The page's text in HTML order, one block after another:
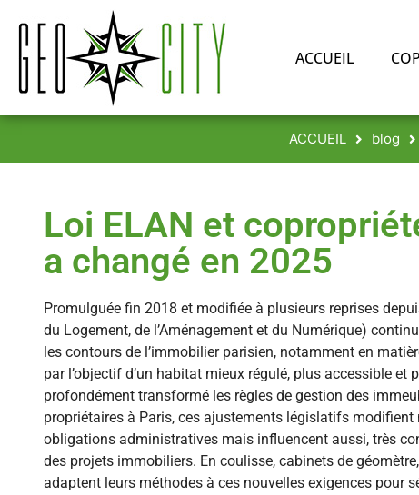
ACCUEIL
ACCUEIL blog
Loi ELAN et
a changé en 2025
Promulguée fin 2018 et modifiée à plusieurs reprises
du Logement, de l’Aménagement et du Numérique)
les contours de l’immobilier parisien, notamment en
par l’objectif d’un habitat mieux régulé, plus accessible et
profondément transformé les règles de gestion des
propriétaires à Paris, ces ajustements législatifs modifient
obligations administratives mais influencent aussi, très
des projets immobiliers. En coulisse, cabinets de
adaptent leurs méthodes à ces nouvelles exigences pour